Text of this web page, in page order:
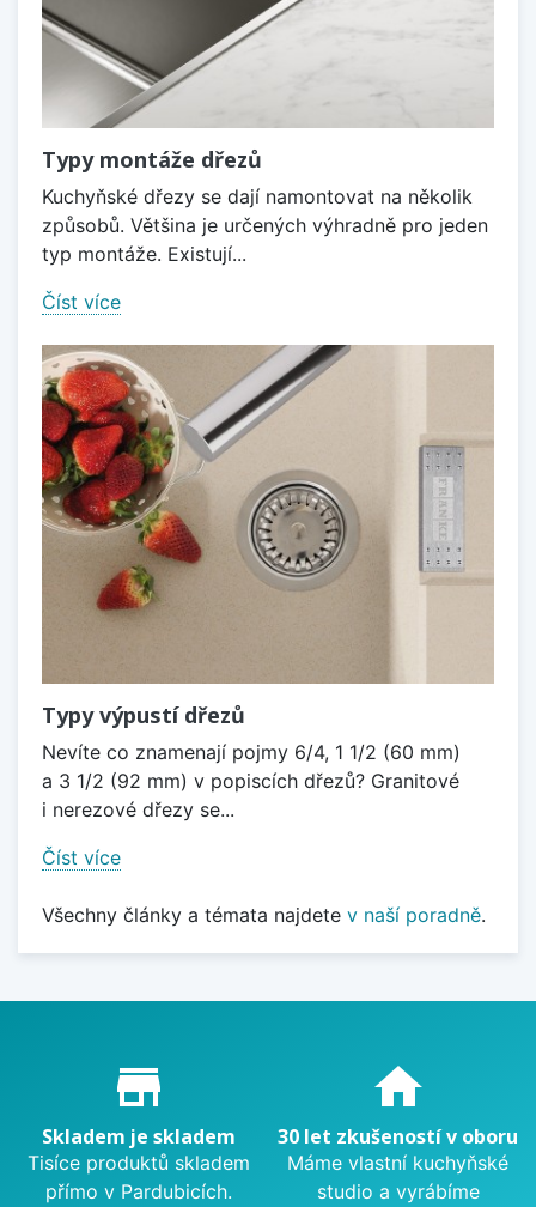
Typy montáže dřezů
Kuchyňské dřezy se dají namontovat na několik
způsobů. Většina je určených výhradně pro jeden
typ montáže. Existují...
Číst více
Typy výpustí dřezů
Nevíte co znamenají pojmy 6/4, 1 1/2 (60 mm)
a 3 1/2 (92 mm) v popiscích dřezů? Granitové
i nerezové dřezy se...
Číst více
Všechny články a témata najdete v naší poradně.
Proč nakupovat u nás?
store_mall_directory
Skladem je skladem
Tisíce produktů skladem
přímo v Pardubicích.
home
30 let zkušeností v oboru
Máme vlastní kuchyňské
studio a vyrábíme